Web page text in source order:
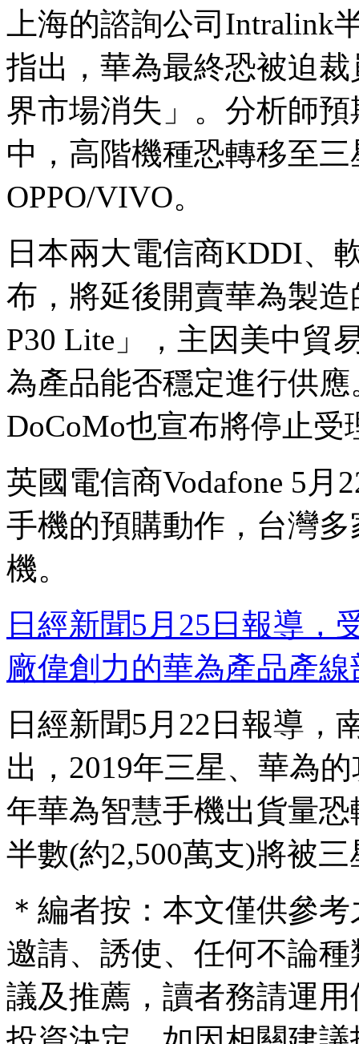
上海的諮詢公司Intralink
指出，華為最終恐被迫
界市場消失」。分析師
中，高階機種恐轉移至
OPPO/VIVO。
日本兩大電信商KDDI、
布，將延後開賣華為製
P30 Lite」，主因美中貿
為產品能否穩定進行供
DoCoMo也宣布將停止
英國電信商Vodafone 5月
手機的預購動作，台灣
機。
日經新聞5月25日報導，
廠偉創力的華為產品產
日經新聞5月22日報導，
出，2019年三星、華為
年華為智慧手機出貨量
半數(約2,500萬支)將被
＊編者按：本文僅供參
邀請、誘使、任何不論
議及推薦，讀者務請運